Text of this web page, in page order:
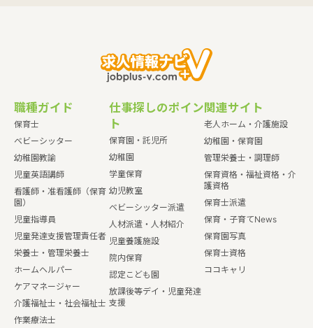
職種ガイド
保育士
ベビーシッター
幼稚園教諭
児童英語講師
看護師・准看護師（保育
園）
児童指導員
児童発達支援管理責任者
栄養士・管理栄養士
ホームヘルパー
ケアマネージャー
介護福祉士・社会福祉士
作業療法士
仕事探しのポイン
ト
保育園・託児所
幼稚園
学童保育
幼児教室
ベビーシッター派遣
人材派遣・人材紹介
児童養護施設
院内保育
認定こども園
放課後等デイ・児童発達
支援
関連サイト
老人ホーム・介護施設
幼稚園・保育園
管理栄養士・調理師
保育資格・福祉資格・介
護資格
保育士派遣
保育・子育てNews
保育園写真
保育士資格
ココキャリ